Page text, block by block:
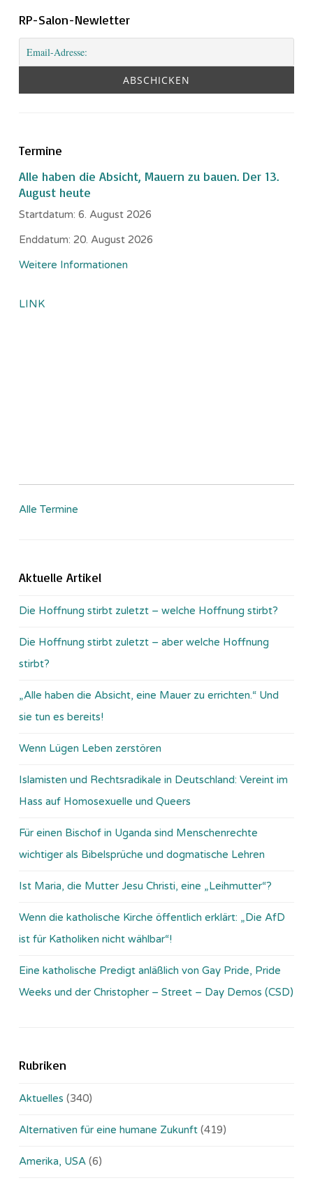
RP-Salon-Newletter
Termine
Alle haben die Absicht, Mauern zu bauen. Der 13.
August heute
Startdatum: 6. August 2026
Enddatum: 20. August 2026
Weitere Informationen
LINK
Alle Termine
Aktuelle Artikel
Die Hoffnung stirbt zuletzt – welche Hoffnung stirbt?
Die Hoffnung stirbt zuletzt – aber welche Hoffnung
stirbt?
„Alle haben die Absicht, eine Mauer zu errichten.“ Und
sie tun es bereits!
Wenn Lügen Leben zerstören
Islamisten und Rechtsradikale in Deutschland: Vereint im
Hass auf Homosexuelle und Queers
Für einen Bischof in Uganda sind Menschenrechte
wichtiger als Bibelsprüche und dogmatische Lehren
Ist Maria, die Mutter Jesu Christi, eine „Leihmutter“?
Wenn die katholische Kirche öffentlich erklärt: „Die AfD
ist für Katholiken nicht wählbar“!
Eine katholische Predigt anläßlich von Gay Pride, Pride
Weeks und der Christopher – Street – Day Demos (CSD)
Rubriken
Aktuelles (340)
Alternativen für eine humane Zukunft (419)
Amerika, USA (6)